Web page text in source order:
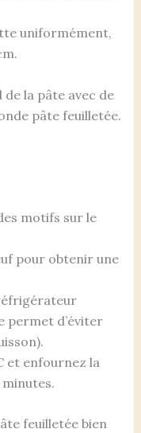
uniformément,
la pâte avec de
pâte feuilletée.
motifs sur le
pour obtenir une
permet d’éviter
et enfournez la
feuilletée bien